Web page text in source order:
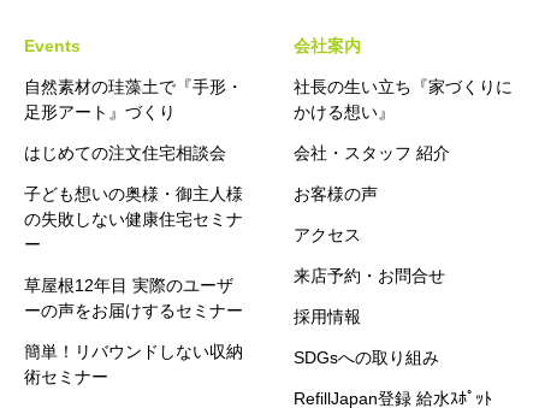
Events
自然素材の珪藻土で『手形・
足形アート』づくり
はじめての注文住宅相談会
子ども想いの奥様・御主人様
の失敗しない健康住宅セミナ
ー
草屋根12年目 実際のユーザ
ーの声をお届けするセミナー
簡単！リバウンドしない収納
術セミナー
会社案内
社長の生い立ち『家づくりに
かける想い』
会社・スタッフ 紹介
お客様の声
アクセス
来店予約・お問合せ
採用情報
SDGsへの取り組み
RefillJapan登録 給水ｽﾎﾟｯﾄ